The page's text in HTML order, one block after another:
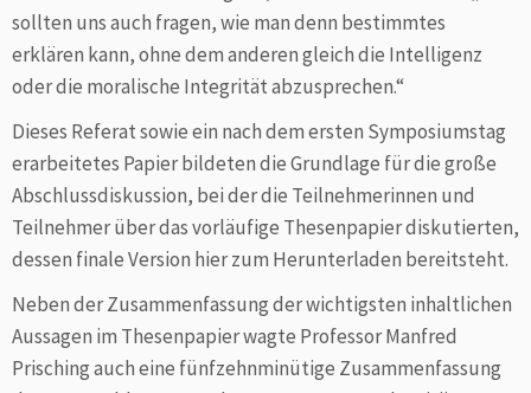
sollten uns auch fragen, wie man denn bestimmtes
erklären kann, ohne dem anderen gleich die Intelligenz
oder die moralische Integrität abzusprechen.“
Dieses Referat sowie ein nach dem ersten Symposiumstag
erarbeitetes Papier bildeten die Grundlage für die große
Abschlussdiskussion, bei der die Teilnehmerinnen und
Teilnehmer über das vorläufige Thesenpapier diskutierten,
dessen finale Version hier zum Herunterladen bereitsteht.
Neben der Zusammenfassung der wichtigsten inhaltlichen
Aussagen im Thesenpapier wagte Professor Manfred
Prisching auch eine fünfzehnminütige Zusammenfassung